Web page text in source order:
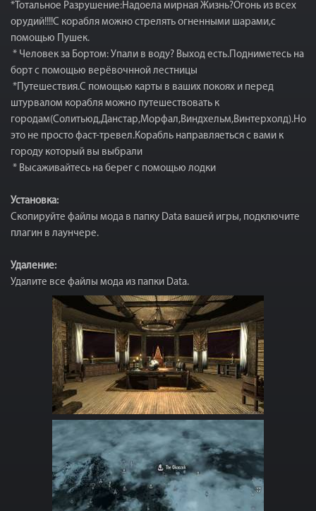
*Тотальное Разрушение:Надоела мирная Жизнь?Огонь из всех
орудий!!!!С корабля можно стрелять огненными шарами,с
помощью Пушек.
* Человек за Бортом: Упали в воду? Выход есть.Подниметесь на
борт с помощью верёвочнной лестницы
*Путешествия.С помощью карты в ваших покоях и перед
штурвалом корабля можно путешествовать к
городам(Солитьюд,Данстар,Морфал,Виндхельм,Винтерхолд).Но
это не просто фаст-тревел.Корабль направляеться с вами к
городу который вы выбрали
* Высаживайтесь на берег с помощью лодки
Установка:
Скопируйте файлы мода в папку Data вашей игры, подключите
плагин в лаунчере.
Удаление:
Удалите все файлы мода из папки Data.